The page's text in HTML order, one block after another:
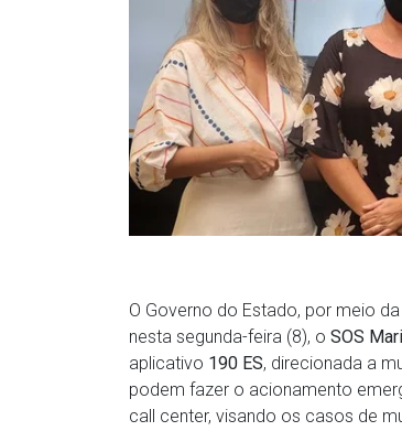
O Governo do Estado, por meio
nesta segunda-feira (8), o SOS
aplicativo 190 ES, direcionada a
podem fazer o acionamento
call center, visando os casos de